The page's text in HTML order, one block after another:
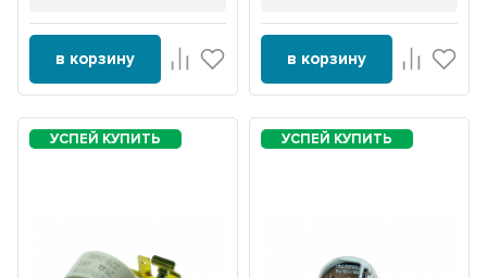
в корзину в корзину